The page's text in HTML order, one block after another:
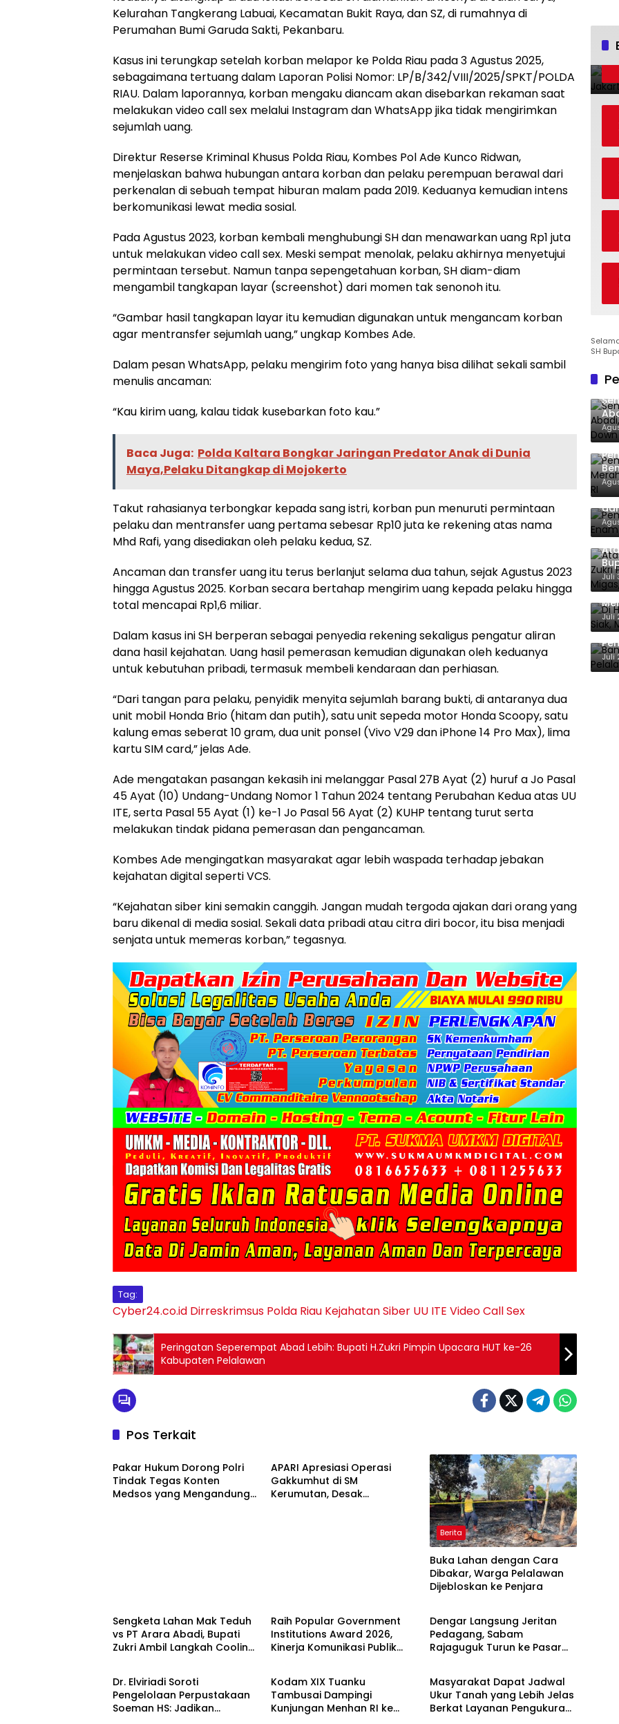
Kelurahan Tangkerang Labuai, Kecamatan Bukit Raya, dan SZ, di rumahnya di
Perumahan Bumi Garuda Sakti, Pekanbaru.
Kasus ini terungkap setelah korban melapor ke Polda Riau pada 3 Agustus 2025,
sebagaimana tertuang dalam Laporan Polisi Nomor: LP/B/342/VIII/2025/SPKT/POLDA
RIAU. Dalam laporannya, korban mengaku diancam akan disebarkan rekaman saat
melakukan video call sex melalui Instagram dan WhatsApp jika tidak mengirimkan
sejumlah uang.
Direktur Reserse Kriminal Khusus Polda Riau, Kombes Pol Ade Kunco Ridwan,
menjelaskan bahwa hubungan antara korban dan pelaku perempuan berawal dari
perkenalan di sebuah tempat hiburan malam pada 2019. Keduanya kemudian intens
berkomunikasi lewat media sosial.
Pada Agustus 2023, korban kembali menghubungi SH dan menawarkan uang Rp1 juta
untuk melakukan video call sex. Meski sempat menolak, pelaku akhirnya menyetujui
permintaan tersebut. Namun tanpa sepengetahuan korban, SH diam-diam
mengambil tangkapan layar (screenshot) dari momen tak senonoh itu.
“Gambar hasil tangkapan layar itu kemudian digunakan untuk mengancam korban
agar mentransfer sejumlah uang,” ungkap Kombes Ade.
Dalam pesan WhatsApp, pelaku mengirim foto yang hanya bisa dilihat sekali sambil
menulis ancaman:
“Kau kirim uang, kalau tidak kusebarkan foto kau.”
Baca Juga: Polda Kaltara Bongkar Jaringan Predator Anak di Dunia
Maya,Pelaku Ditangkap di Mojokerto
Takut rahasianya terbongkar kepada sang istri, korban pun menuruti permintaan
pelaku dan mentransfer uang pertama sebesar Rp10 juta ke rekening atas nama
Mhd Rafi, yang disediakan oleh pelaku kedua, SZ.
Ancaman dan transfer uang itu terus berlanjut selama dua tahun, sejak Agustus 2023
hingga Agustus 2025. Korban secara bertahap mengirim uang kepada pelaku hingga
total mencapai Rp1,6 miliar.
Dalam kasus ini SH berperan sebagai penyedia rekening sekaligus pengatur aliran
dana hasil kejahatan. Uang hasil pemerasan kemudian digunakan oleh keduanya
untuk kebutuhan pribadi, termasuk membeli kendaraan dan perhiasan.
“Dari tangan para pelaku, penyidik menyita sejumlah barang bukti, di antaranya dua
unit mobil Honda Brio (hitam dan putih), satu unit sepeda motor Honda Scoopy, satu
kalung emas seberat 10 gram, dua unit ponsel (Vivo V29 dan iPhone 14 Pro Max), lima
kartu SIM card,” jelas Ade.
Ade mengatakan pasangan kekasih ini melanggar Pasal 27B Ayat (2) huruf a Jo Pasal
45 Ayat (10) Undang-Undang Nomor 1 Tahun 2024 tentang Perubahan Kedua atas UU
ITE, serta Pasal 55 Ayat (1) ke-1 Jo Pasal 56 Ayat (2) KUHP tentang turut serta
melakukan tindak pidana pemerasan dan pengancaman.
Kombes Ade mengingatkan masyarakat agar lebih waspada terhadap jebakan
kejahatan digital seperti VCS.
“Kejahatan siber kini semakin canggih. Jangan mudah tergoda ajakan dari orang yang
baru dikenal di media sosial. Sekali data pribadi atau citra diri bocor, itu bisa menjadi
senjata untuk memeras korban,” tegasnya.
Tag:
Cyber24.co.id Dirreskrimsus Polda Riau Kejahatan Siber UU ITE Video Call Sex
Peringatan Seperempat Abad Lebih: Bupati H.Zukri Pimpin Upacara HUT ke-26
Kabupaten Pelalawan
Pos Terkait
Berita
Pakar Hukum Dorong Polri
Tindak Tegas Konten
Medsos yang Mengandung
APARI Apresiasi Operasi
Gakkumhut di SM
Kerumutan, Desak
Berita
Buka Lahan dengan Cara
Dibakar, Warga Pelalawan
Dijebloskan ke Penjara
Sengketa Lahan Mak Teduh
vs PT Arara Abadi, Bupati
Zukri Ambil Langkah Cooling
Raih Popular Government
Institutions Award 2026,
Kinerja Komunikasi Publik
Berita
Dengar Langsung Jeritan
Pedagang, Sabam
Rajaguguk Turun ke Pasar
Berita
Dr. Elviriadi Soroti
Pengelolaan Perpustakaan
Soeman HS: Jadikan
Berita
Kodam XIX Tuanku
Tambusai Dampingi
Kunjungan Menhan RI ke
Berita
Masyarakat Dapat Jadwal
Ukur Tanah yang Lebih Jelas
Berkat Layanan Pengukuran
Berita Berita Berita
SH
Juli
Di
Juli
Juli